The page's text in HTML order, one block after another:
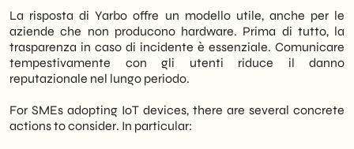
La risposta di Yarbo offre un modello utile, anche per le
aziende che non producono hardware. Prima di tutto, la
trasparenza in caso di incidente è essenziale. Comunicare
tempestivamente con gli utenti riduce il danno
reputazionale nel lungo periodo.
For SMEs adopting IoT devices, there are several concrete
actions to consider. In particular: